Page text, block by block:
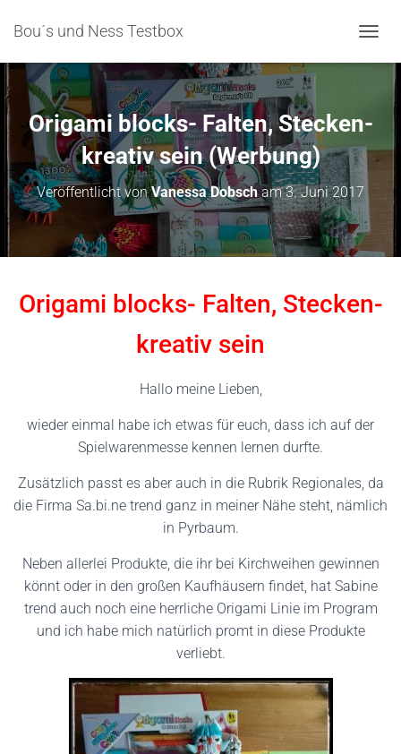
Bou´s und Ness Testbox
Origami blocks- Falten, Stecken-
kreativ sein (Werbung)
Veröffentlicht vonVanessa Dobscham3. Juni 2017
Origami blocks- Falten, Stecken-
kreativ sein
Hallo meine Lieben,
wieder einmal habe ich etwas für euch, dass ich auf der
Spielwarenmesse kennen lernen durfte.
Zusätzlich passt es aber auch in die Rubrik Regionales, da
die Firma Sa.bi.ne trend ganz in meiner Nähe steht, nämlich
in Pyrbaum.
Neben allerlei Produkte, die ihr bei Kirchweihen gewinnen
könnt oder in den großen Kaufhäusern findet, hat Sabine
trend auch noch eine herrliche Origami Linie im Program
und ich habe mich natürlich promt in diese Produkte
verliebt.